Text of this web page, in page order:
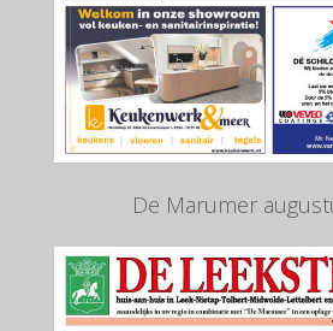
De Marumer